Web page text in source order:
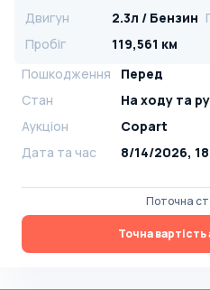
Двигун 2.3л / Бензин
Пробіг
119,561 км
Пошкодження
Перед
Стан
На ​​ходу та
Аукціон
Copart
Дата та час
8/14/2026,
Поточна
Точна вартість